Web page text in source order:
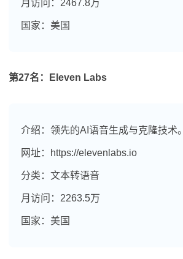
月访问：2467.8万
国家：美国
第27名：Eleven Labs
介绍：领先的AI语音生成与克隆技术。
网址：https://elevenlabs.io
分类：文本转语音
月访问：2263.5万
国家：美国